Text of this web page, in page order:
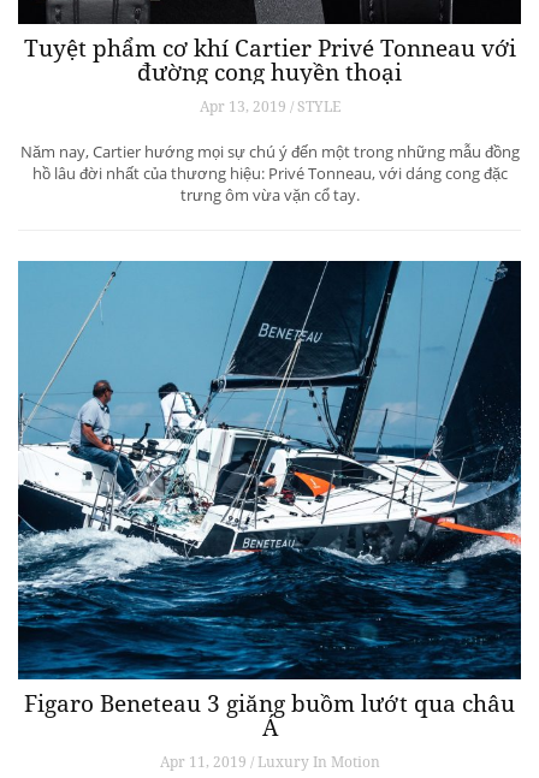
Tuyệt phẩm cơ khí Cartier Privé Tonneau với
đường cong huyền thoại
Apr 13, 2019 / STYLE
Năm nay, Cartier hướng mọi sự chú ý đến một trong những mẫu đồng
hồ lâu đời nhất của thương hiệu: Privé Tonneau, với dáng cong đặc
trưng ôm vừa vặn cổ tay.
Figaro Beneteau 3 giăng buồm lướt qua châu
Á
Apr 11, 2019 / Luxury In Motion